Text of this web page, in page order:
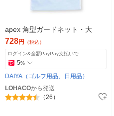
apex 角型ガードネット・大
728円 （税込）
ログイン&全額PayPay支払いで
5%
DAIYA（ゴルフ用品、日用品）
LOHACOから発送
（26）